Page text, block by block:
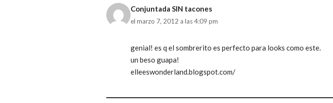
Conjuntada SIN tacones
el marzo 7, 2012 a las 4:09 pm
genial! es q el sombrerito es perfecto para looks como este.
un beso guapa!
elleeswonderland.blogspot.com/